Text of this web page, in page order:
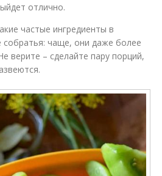
отлично.
частые ингредиенты в
собратья: чаще, они даже более
верите – сделайте пару порций,